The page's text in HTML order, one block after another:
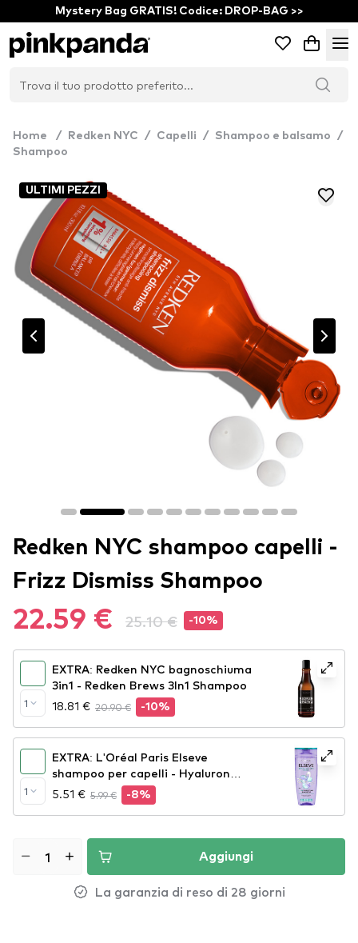
Mystery Bag GRATIS! Codice: DROP-BAG >>
Home / Redken NYC / Capelli / Shampoo e balsamo
/
Shampoo
ULTIMI PEZZI
Redken NYC shampoo capelli -
Frizz Dismiss Shampoo
22.59 € 25.10 € -10%
1
EXTRA: Redken NYC bagnoschiuma
3in1 - Redken Brews 3In1 Shampoo
18.81 € 20.90 € -10%
1
EXTRA: L'Oréal Paris Elseve
shampoo per capelli - Hyaluron
Pure Shampoo (400ml)
5.51 € 5.99 € -8%
Aggiungi
La garanzia di reso di 28 giorni